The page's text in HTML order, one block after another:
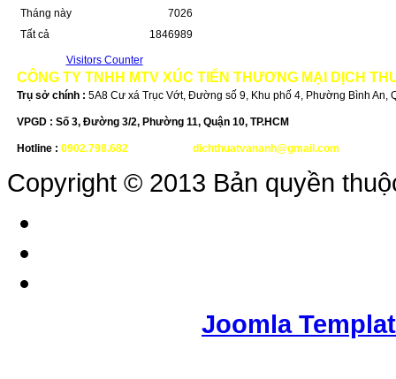
Tháng này
Tất cả
7026
1846989
Visitors Counter
CÔNG TY TNHH MTV XÚC TIẾN THƯƠNG MẠI DỊCH
Trụ sở chính : 5A8 Cư xá Trục Vớt, Đường số 9, Khu phố 4, Phường Bình An,
VPGD : Số 3, Đường 3/2, Phường 11, Quận 10, TP.HCM
Hotline : 0902.798.682 dichthuatvananh@gmail.com
Copyright © 2013 Bản quyền
Joomla